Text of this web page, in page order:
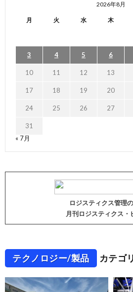
2026年8月
月 火 水 木
3 4 5 6
10 11 12 13
17 18 19 20
24 25 26 27
31
« 7月
ロジスティクス管理
月刊ロジスティクス・
テクノロジー/製品 カテゴ